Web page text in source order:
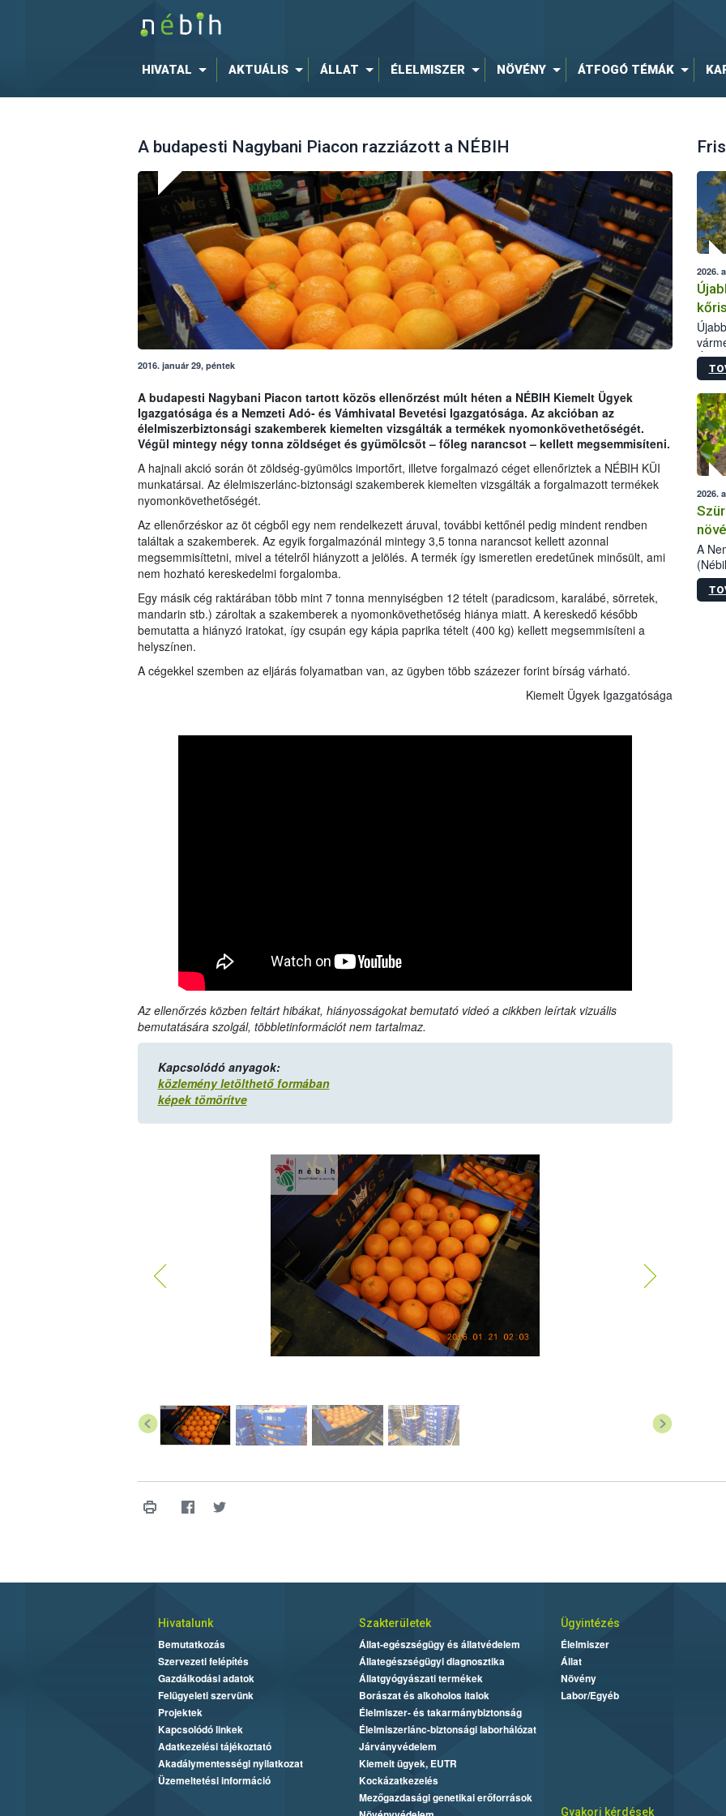
HIVATAL AKTUÁLIS ÁLLAT ÉLELMISZER NÖVÉNY ÁTFOGÓ TÉMÁK
A budapesti Nagybani Piacon razziázott a NÉBIH
2016. január 29, péntek
A budapesti Nagybani Piacon tartott közös ellenőrzést múlt héten a NÉBIH Kiemelt Ügyek
Igazgatósága és a Nemzeti Adó- és Vámhivatal Bevetési Igazgatósága. Az akcióban az
élelmiszerbiztonsági szakemberek kiemelten vizsgálták a termékek nyomonkövethetőségét.
Végül mintegy négy tonna zöldséget és gyümölcsöt – főleg narancsot – kellett megsemmisíteni.
A hajnali akció során öt zöldség-gyümölcs importőrt, illetve forgalmazó céget ellenőriztek a NÉBIH KÜI
munkatársai. Az élelmiszerlánc-biztonsági szakemberek kiemelten vizsgálták a forgalmazott termékek
nyomonkövethetőségét.
Az ellenőrzéskor az öt cégből egy nem rendelkezett áruval, további kettőnél pedig mindent rendben
találtak a szakemberek. Az egyik forgalmazónál mintegy 3,5 tonna narancsot kellett azonnal
megsemmisíttetni, mivel a tételről hiányzott a jelölés. A termék így ismeretlen eredetűnek minősült, ami
nem hozható kereskedelmi forgalomba.
Egy másik cég raktárában több mint 7 tonna mennyiségben 12 tételt (paradicsom, karalábé, sörretek,
mandarin stb.) zároltak a szakemberek a nyomonkövethetőség hiánya miatt. A kereskedő később
bemutatta a hiányzó iratokat, így csupán egy kápia paprika tételt (400 kg) kellett megsemmisíteni a
helyszínen.
A cégekkel szemben az eljárás folyamatban van, az ügyben több százezer forint bírság várható.
Kiemelt Ügyek Igazgatósága
Az ellenőrzés közben feltárt hibákat, hiányosságokat bemutató videó a cikkben leírtak vizuális
bemutatására szolgál, többletinformációt nem tartalmaz.
Kapcsolódó anyagok:
közlemény letölthető formában
képek tömörítve
2026.
2026.
A
Hivatalunk
Bemutatkozás
Szervezeti felépítés
Gazdálkodási adatok
Felügyeleti szervünk
Projektek
Kapcsolódó linkek
Adatkezelési tájékoztató
Akadálymentességi nyilatkozat
Üzemeltetési információ
Szakterületek
Állat-egészségügy és állatvédelem
Állategészségügyi diagnosztika
Állatgyógyászati termékek
Borászat és alkoholos italok
Élelmiszer- és takarmánybiztonság
Élelmiszerlánc-biztonsági laborhálózat
Járványvédelem
Kiemelt ügyek, EUTR
Kockázatkezelés
Mezőgazdasági genetikai erőforrások
Ügyintézés
Élelmiszer
Állat
Növény
Labor/Egyéb
Gyakori kérdések